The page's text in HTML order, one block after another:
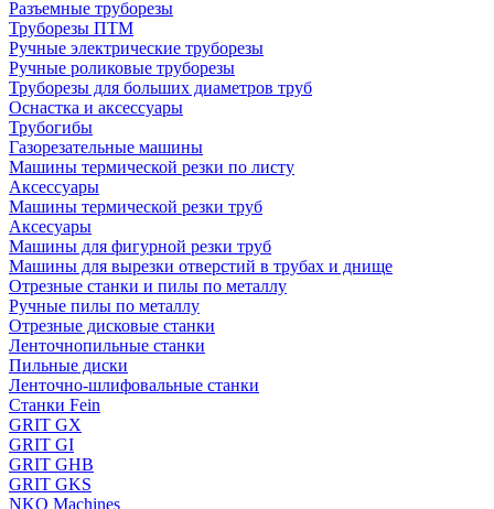
Разъемные труборезы
Труборезы ПТМ
Ручные электрические труборезы
Ручные роликовые труборезы
Труборезы для больших диаметров труб
Оснастка и аксессуары
Трубогибы
Газорезательные машины
Машины термической резки по листу
Аксессуары
Машины термической резки труб
Аксесуары
Машины для фигурной резки труб
Машины для вырезки отверстий в трубах и днище
Отрезные станки и пилы по металлу
Ручные пилы по металлу
Отрезные дисковые станки
Ленточнопильные станки
Пильные диски
Ленточно-шлифовальные станки
Станки Fein
GRIT GX
GRIT GI
GRIT GHB
GRIT GKS
NKO Machines